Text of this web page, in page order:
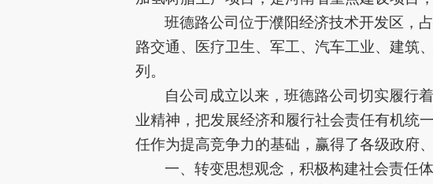
班德路公司位于濮阳经济技术开发区，
路交通、医疗卫生、军工、汽车工业、建筑
列。
自公司成立以来，班德路公司切实履行
业精神，把发展经济和履行社会责任有机统
任作为提高竞争力的基础，赢得了各级政府
一、转变思想观念，积极构建社会责任